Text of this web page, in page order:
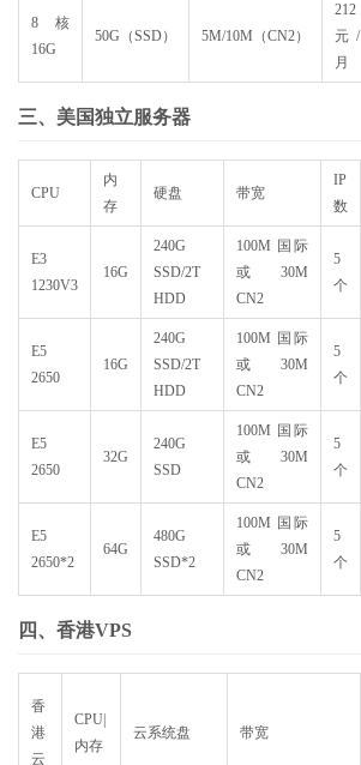
8核
16G
50G（SSD） 5M/10M（CN2）
212
元/
月
三、美国独立服务器
CPU
内
存
硬盘 带宽
IP
数
E3
1230V3
16G
240G
SSD/2T
HDD
100M 国际
或 30M
CN2
5
个
E5
2650
16G
240G
SSD/2T
HDD
100M 国际
或 30M
CN2
5
个
E5
2650
32G
240G
SSD
100M 国际
或 30M
CN2
5
个
E5
2650*2
64G
480G
SSD*2
100M 国际
或 30M
CN2
5
个
四、香港VPS
香
港
云
CPU|
内存
云系统盘 带宽